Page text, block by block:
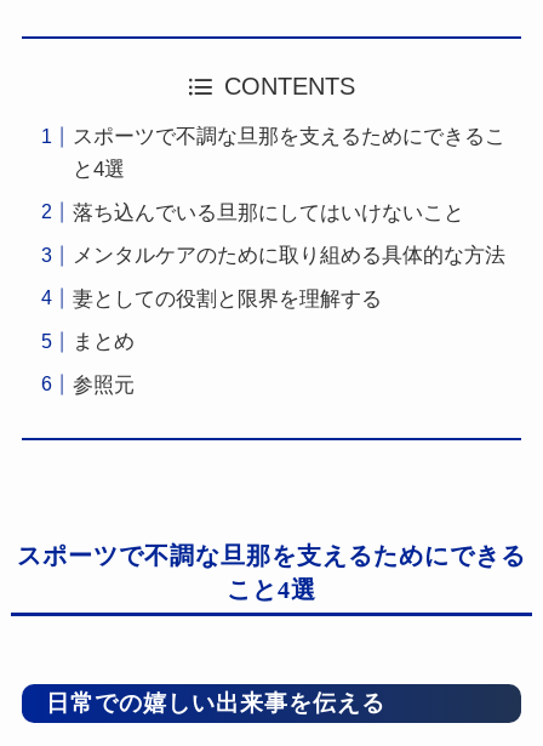
CONTENTS
スポーツで不調な旦那を支えるためにできるこ
と4選
落ち込んでいる旦那にしてはいけないこと
メンタルケアのために取り組める具体的な方法
妻としての役割と限界を理解する
まとめ
参照元
スポーツで不調な旦那を支えるためにできる
こと4選
日常での嬉しい出来事を伝える